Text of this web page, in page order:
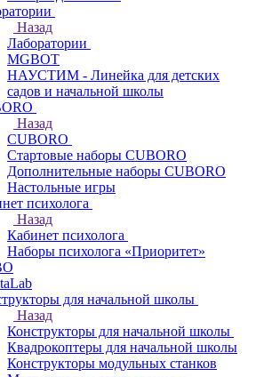
Назад
Лаборатории
MGBOT
НАУСТИМ - Линейка для детских
садов и начальной школы
Назад
CUBORO
Стартовые наборы CUBORO
Дополнительные наборы CUBORO
Настольные игры
психолога
Назад
Кабинет психолога
Наборы психолога «Приоритет»
для начальной школы
Назад
Конструкторы для начальной школы
Квадрокоптеры для начальной школы
Конструкторы модульных станков